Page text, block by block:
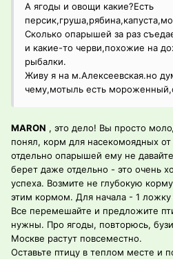
А ягоды и овощи какие?Есть
Сколько опарышей за раз
и какие-то черви,похожие на
рыбалки.
Живу я на м.Алексеевская.но
чему,мотыль есть
MARON , это дело! Вы просто
понял, корм для насекомоядных
отдельно опарышей ему не
берет даже отдельно - это очень
успеха. Возмите не глубокую
этим кормом. Для начала - 1
Все перемешайте и предложите
нужны. Про ягоды, повторюсь,
Москве растут повсеместно.
Оставьте птицу в теплом месте и